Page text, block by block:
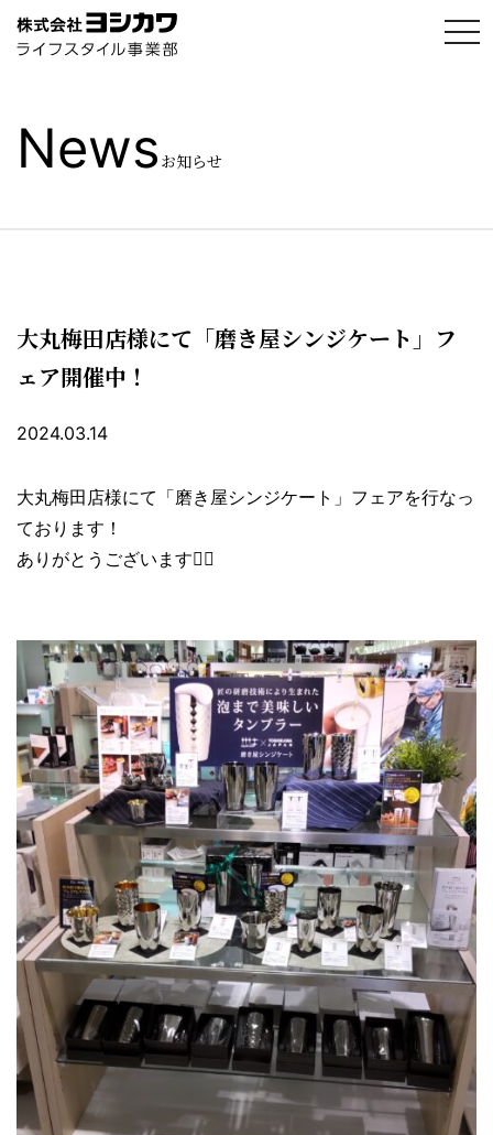
t
o
News お知らせ
大丸梅田店様にて「磨き屋シンジケート」フ
ェア開催中！
2024.03.14
大丸梅田店様にて「磨き屋シンジケート」フェアを行なっ
ております！
ありがとうございます🙇‍♀️